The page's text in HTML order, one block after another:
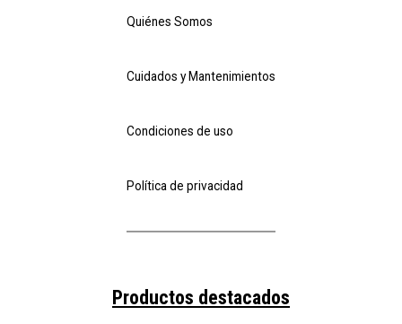
Quiénes Somos
Cuidados y Mantenimientos
Condiciones de uso
Política de privacidad
Productos destacados